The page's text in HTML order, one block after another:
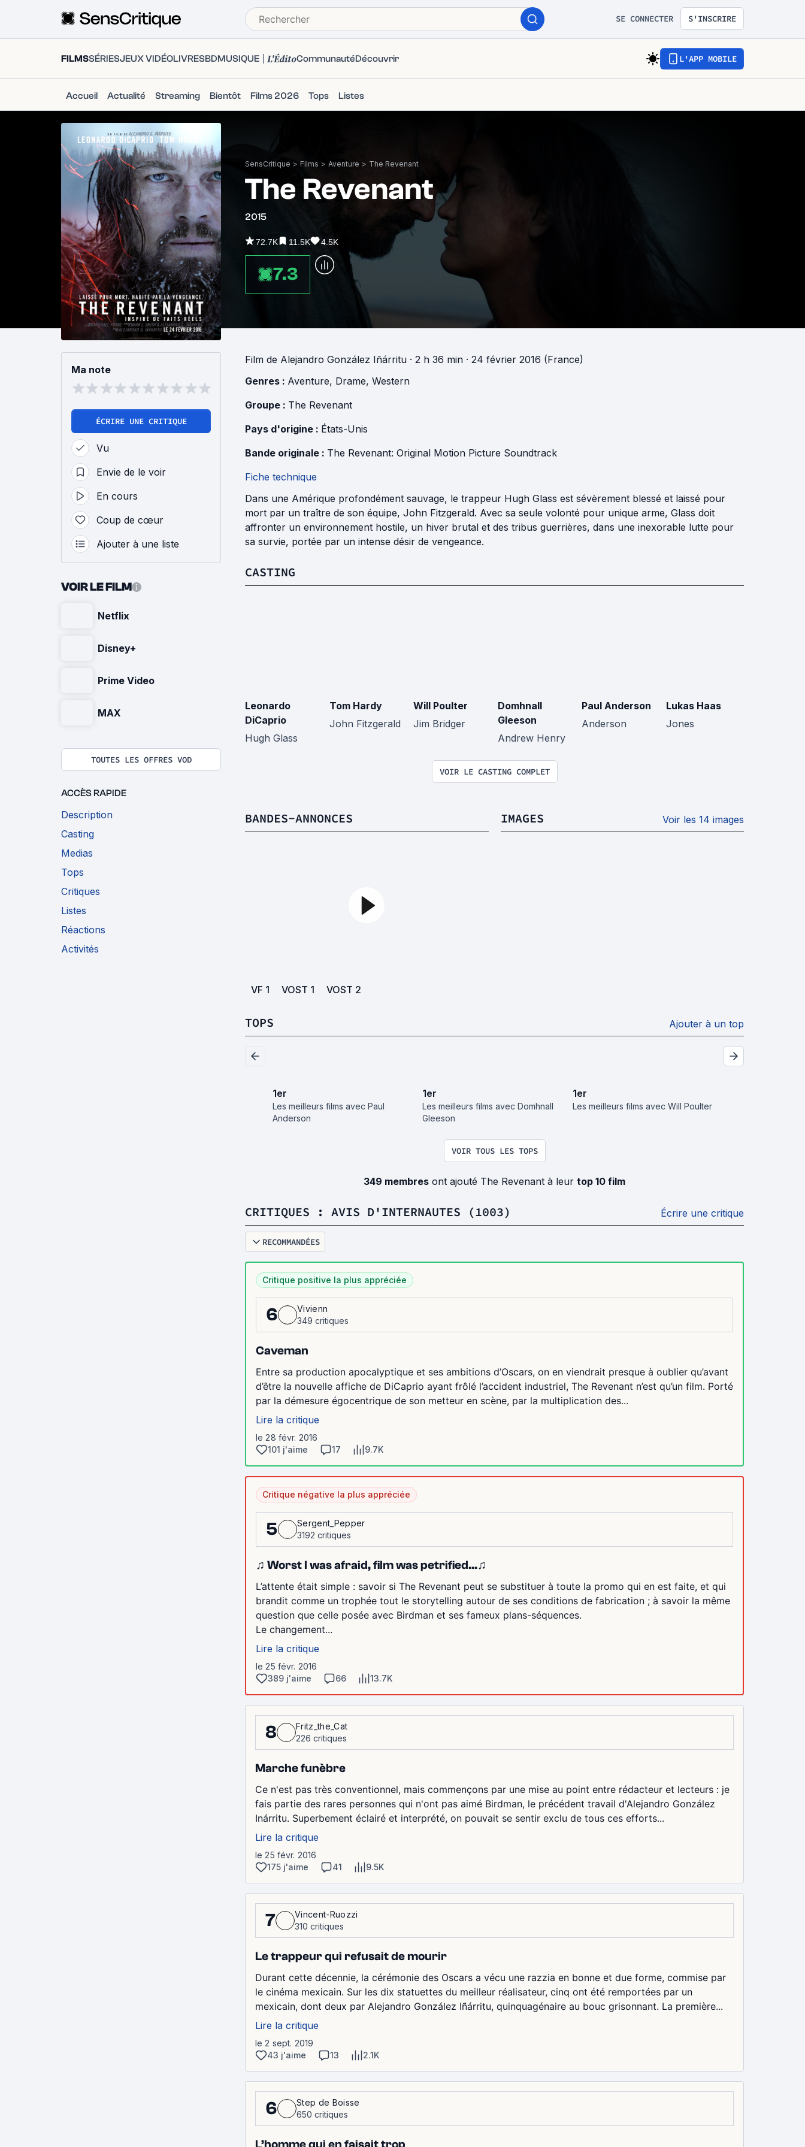
SE CONNECTER S'INSCRIRE
FILMSSÉRIESJEUX VIDÉOLIVRESBDMUSIQUE L'ÉditoCommunautéDécouvrir L'APP MOBILE
Accueil Actualité Streaming Bientôt Films 2026 Tops Listes
SensCritique > Films > Aventure > The Revenant
The Revenant
2015
72.7K 11.5K 4.5K
7.3
Ma note
ÉCRIRE UNE CRITIQUE
Vu
Envie de le voir
En cours
Coup de cœur
Ajouter à une liste
VOIR LE FILM
Netflix
Disney+
Prime Video
MAX
TOUTES LES OFFRES VOD
ACCÈS RAPIDE
Description
Casting
Medias
Tops
Critiques
Listes
Réactions
Activités
Film de Alejandro González Iñárritu · 2 h 36 min · 24 février 2016 (France)
Genres : Aventure, Drame, Western
Groupe : The Revenant
Pays d'origine : États-Unis
Bande originale : The Revenant: Original Motion Picture Soundtrack
Fiche technique
Dans une Amérique profondément sauvage, le trappeur Hugh Glass est sévèrement blessé et laissé pour
mort par un traître de son équipe, John Fitzgerald. Avec sa seule volonté pour unique arme, Glass doit
affronter un environnement hostile, un hiver brutal et des tribus guerrières, dans une inexorable lutte pour
sa survie, portée par un intense désir de vengeance.
CASTING
Leonardo
DiCaprio
Hugh Glass
Tom Hardy
John Fitzgerald
Will Poulter
Jim Bridger
Domhnall
Gleeson
Andrew Henry
Paul Anderson
Anderson
Lukas Haas
Jones
VOIR LE CASTING COMPLET
BANDES-ANNONCES
VF 1 VOST 1 VOST 2
IMAGES Voir les 14 images
TOPS Ajouter à un top
1er
Les meilleurs films avec Paul
Anderson
1er
Les meilleurs films avec Domhnall
Gleeson
1er
Les meilleurs films avec Will Poulter
VOIR TOUS LES TOPS
349 membres ont ajouté The Revenant à leur top 10 film
CRITIQUES : AVIS D'INTERNAUTES (1003) Écrire une critique
RECOMMANDÉES
Critique positive la plus appréciée
6
Vivienn
349 critiques
Caveman
Entre sa production apocalyptique et ses ambitions d’Oscars, on en viendrait presque à oublier qu’avant
d’être la nouvelle affiche de DiCaprio ayant frôlé l’accident industriel, The Revenant n’est qu’un film. Porté
par la démesure égocentrique de son metteur en scène, par la multiplication des...
Lire la critique
le 28 févr. 2016
101 j'aime
17 9.7K
Critique négative la plus appréciée
5
Sergent_Pepper
3192 critiques
♫ Worst I was afraid, film was petrified…♫
L’attente était simple : savoir si The Revenant peut se substituer à toute la promo qui en est faite, et qui
brandit comme un trophée tout le storytelling autour de ses conditions de fabrication ; à savoir la même
question que celle posée avec Birdman et ses fameux plans-séquences.
Le changement...
Lire la critique
le 25 févr. 2016
389 j'aime
66 13.7K
8
Fritz_the_Cat
226 critiques
Marche funèbre
Ce n'est pas très conventionnel, mais commençons par une mise au point entre rédacteur et lecteurs : je
fais partie des rares personnes qui n'ont pas aimé Birdman, le précédent travail d'Alejandro González
Inárritu. Superbement éclairé et interprété, on pouvait se sentir exclu de tous ces efforts...
Lire la critique
le 25 févr. 2016
175 j'aime
41 9.5K
7
Vincent-Ruozzi
310 critiques
Le trappeur qui refusait de mourir
Durant cette décennie, la cérémonie des Oscars a vécu une razzia en bonne et due forme, commise par
le cinéma mexicain. Sur les dix statuettes du meilleur réalisateur, cinq ont été remportées par un
mexicain, dont deux par Alejandro González Iñárritu, quinquagénaire au bouc grisonnant. La première...
Lire la critique
le 2 sept. 2019
43 j'aime
13 2.1K
6
Step de Boisse
650 critiques
L’homme qui en faisait trop